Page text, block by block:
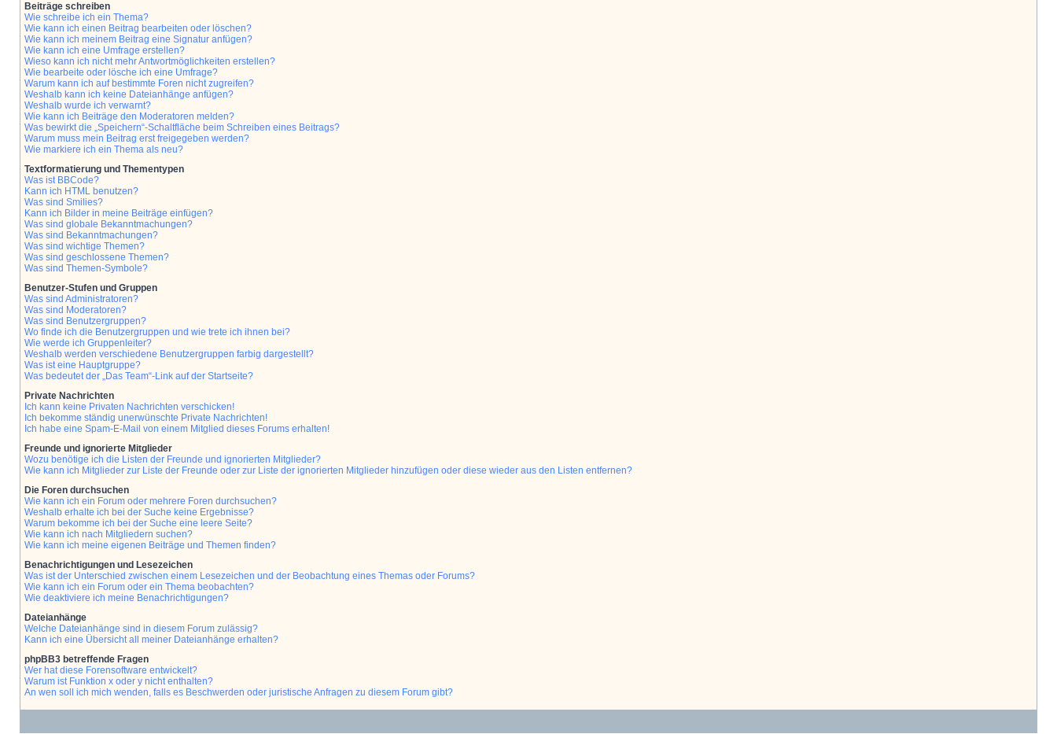
Beiträge schreiben
Wie schreibe ich ein Thema?
Wie kann ich einen Beitrag bearbeiten oder löschen?
Wie kann ich meinem Beitrag eine Signatur anfügen?
Wie kann ich eine Umfrage erstellen?
Wieso kann ich nicht mehr Antwortmöglichkeiten erstellen?
Wie bearbeite oder lösche ich eine Umfrage?
Warum kann ich auf bestimmte Foren nicht zugreifen?
Weshalb kann ich keine Dateianhänge anfügen?
Weshalb wurde ich verwarnt?
Wie kann ich Beiträge den Moderatoren melden?
Was bewirkt die „Speichern“-Schaltfläche beim Schreiben eines Beitrags?
Warum muss mein Beitrag erst freigegeben werden?
Wie markiere ich ein Thema als neu?
Textformatierung und Thementypen
Was ist BBCode?
Kann ich HTML benutzen?
Was sind Smilies?
Kann ich Bilder in meine Beiträge einfügen?
Was sind globale Bekanntmachungen?
Was sind Bekanntmachungen?
Was sind wichtige Themen?
Was sind geschlossene Themen?
Was sind Themen-Symbole?
Benutzer-Stufen und Gruppen
Was sind Administratoren?
Was sind Moderatoren?
Was sind Benutzergruppen?
Wo finde ich die Benutzergruppen und wie trete ich ihnen bei?
Wie werde ich Gruppenleiter?
Weshalb werden verschiedene Benutzergruppen farbig dargestellt?
Was ist eine Hauptgruppe?
Was bedeutet der „Das Team“-Link auf der Startseite?
Private Nachrichten
Ich kann keine Privaten Nachrichten verschicken!
Ich bekomme ständig unerwünschte Private Nachrichten!
Ich habe eine Spam-E-Mail von einem Mitglied dieses Forums erhalten!
Freunde und ignorierte Mitglieder
Wozu benötige ich die Listen der Freunde und ignorierten Mitglieder?
Wie kann ich Mitglieder zur Liste der Freunde oder zur Liste der ignorierten Mitglieder hinzufügen oder diese wieder aus den Listen entfernen?
Die Foren durchsuchen
Wie kann ich ein Forum oder mehrere Foren durchsuchen?
Weshalb erhalte ich bei der Suche keine Ergebnisse?
Warum bekomme ich bei der Suche eine leere Seite?
Wie kann ich nach Mitgliedern suchen?
Wie kann ich meine eigenen Beiträge und Themen finden?
Benachrichtigungen und Lesezeichen
Was ist der Unterschied zwischen einem Lesezeichen und der Beobachtung eines Themas oder Forums?
Wie kann ich ein Forum oder ein Thema beobachten?
Wie deaktiviere ich meine Benachrichtigungen?
Dateianhänge
Welche Dateianhänge sind in diesem Forum zulässig?
Kann ich eine Übersicht all meiner Dateianhänge erhalten?
phpBB3 betreffende Fragen
Wer hat diese Forensoftware entwickelt?
Warum ist Funktion x oder y nicht enthalten?
An wen soll ich mich wenden, falls es Beschwerden oder juristische Anfragen zu diesem Forum gibt?